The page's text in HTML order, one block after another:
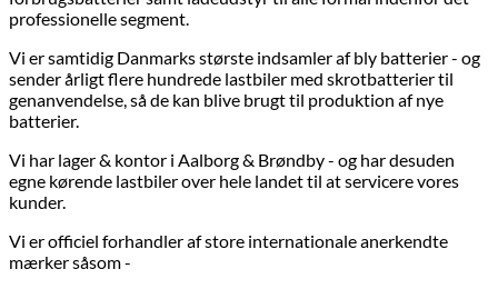
professionelle segment.
Vi er samtidig Danmarks største indsamler af bly batterier - og
sender årligt flere hundrede lastbiler med skrotbatterier til
genanvendelse, så de kan blive brugt til produktion af nye
batterier.
Vi har lager & kontor i Aalborg & Brøndby - og har desuden
egne kørende lastbiler over hele landet til at servicere vores
kunder.
Vi er officiel forhandler af store internationale anerkendte
mærker såsom -